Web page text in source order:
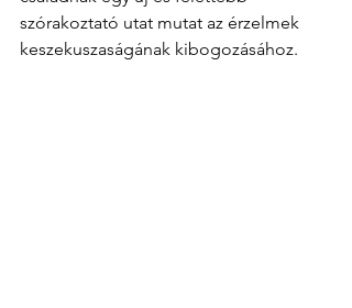
szórakoztató utat mutat az érzelmek
keszekuszaságának kibogozásához.